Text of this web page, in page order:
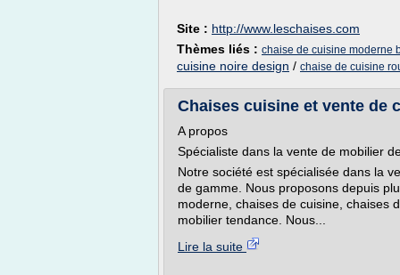
Site : http://www.leschaises.com
Thèmes liés : chaise de cuisine moderne
cuisine noire design / chaise de cuisine
Chaises cuisine et vente de
A propos
Spécialiste dans la vente de mobilier
Notre société est spécialisée dans la
de gamme. Nous proposons depuis
moderne, chaises de cuisine, chaises
mobilier tendance. Nous...
Lire la suite